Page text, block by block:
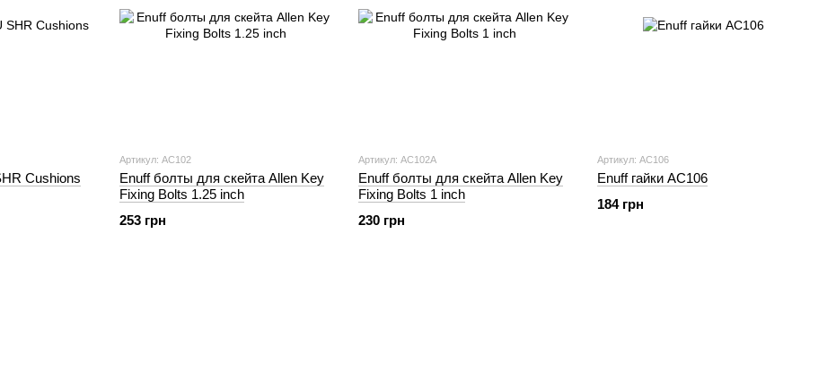
Cushions
Артикул: AC102
Enuff болты для скейта Allen Key
Fixing Bolts 1.25 inch
253 грн
Артикул: AC102A
Enuff болты для скейта Allen Key
Fixing Bolts 1 inch
230 грн
Артикул: AC106
Enuff гайки AC106
184 грн